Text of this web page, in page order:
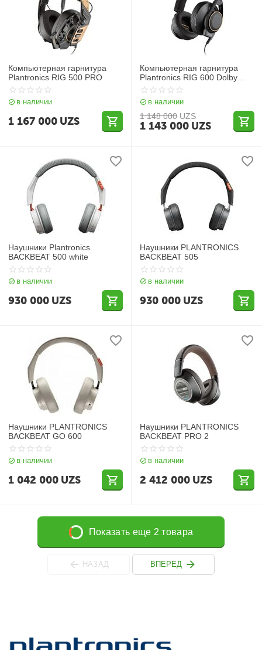
Компьютерная гарнитура
Plantronics RIG 500 PRO
в наличии
1 167 000 UZS
Компьютерная гарнитура
Plantronics RIG 600 Dolby
Atmos
в наличии
1 148 000 UZS
1 143 000 UZS
Наушники Plantronics
BACKBEAT 500 white
в наличии
930 000 UZS
Наушники PLANTRONICS
BACKBEAT 505
в наличии
930 000 UZS
Наушники PLANTRONICS
BACKBEAT GO 600
в наличии
1 042 000 UZS
Наушники PLANTRONICS
BACKBEAT PRO 2
в наличии
2 412 000 UZS
Показать еще 2 товара
НАЗАД ВПЕРЕД